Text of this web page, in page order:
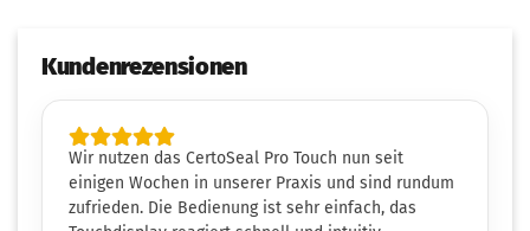
Kundenrezensionen
Wir nutzen das CertoSeal Pro Touch nun seit
einigen Wochen in unserer Praxis und sind rundum
zufrieden. Die Bedienung ist sehr einfach, das